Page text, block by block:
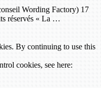
Wording Factory) 17
réservés « La …
By continuing to use this
cookies, see here: